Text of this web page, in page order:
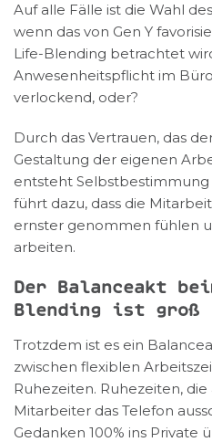
Auf alle Fälle ist die Wahl
wenn das von Gen Y
Life-Blending betrachtet
Anwesenheitspflicht im
verlockend, oder?
Durch das Vertrauen, das
Gestaltung der eigenen
entsteht Selbstbestimmung
führt dazu, dass die
ernster genommen fühlen
arbeiten.
Der Balanceakt
Blending ist groß
Trotzdem ist es ein
zwischen flexiblen
Ruhezeiten. Ruhezeiten,
Mitarbeiter das Telefon
Gedanken 100% ins Private